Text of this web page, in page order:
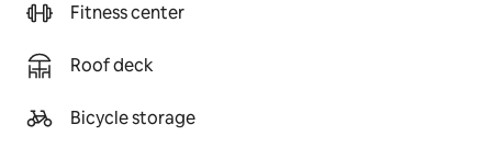
Fitness center
Roof deck
Bicycle storage